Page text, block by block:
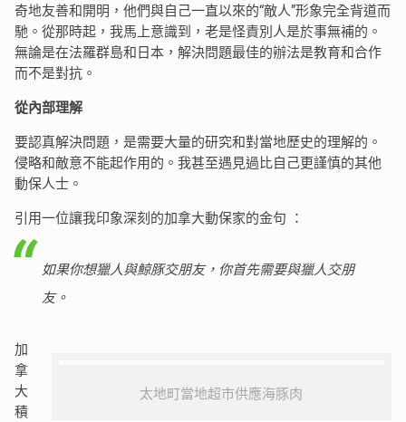
奇地友善和開明，他們與自己一直以來的“敵人”形象完全背道而
馳。從那時起，我馬上意識到，老是怪責別人是於事無補的。
無論是在法羅群島和日本，解決問題最佳的辦法是教育和合作
而不是對抗。
從內部理解
要認真解決問題，是需要大量的研究和對當地歷史的理解的。
侵略和敵意不能起作用的。我甚至遇見過比自己更謹慎的其他
動保人士。
引用一位讓我印象深刻的加拿大動保家的金句 ：
如果你想獵人與鯨豚交朋友，你首先需要與獵人交朋
友。
太地町當地超市供應海豚肉
加
拿
大
積